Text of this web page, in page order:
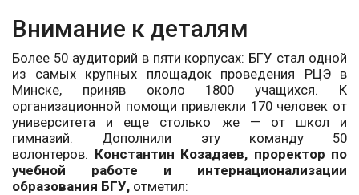
Внимание к деталям
Более 50 аудиторий в пяти корпусах: БГУ стал одной
из самых крупных площадок проведения РЦЭ в
Минске, приняв около 1800 учащихся. К
организационной помощи привлекли 170 человек от
университета и еще столько же — от школ и
гимназий. Дополнили эту команду 50
волонтеров. Константин Козадаев, проректор по
учебной работе и интернационализации
образования БГУ, отметил: